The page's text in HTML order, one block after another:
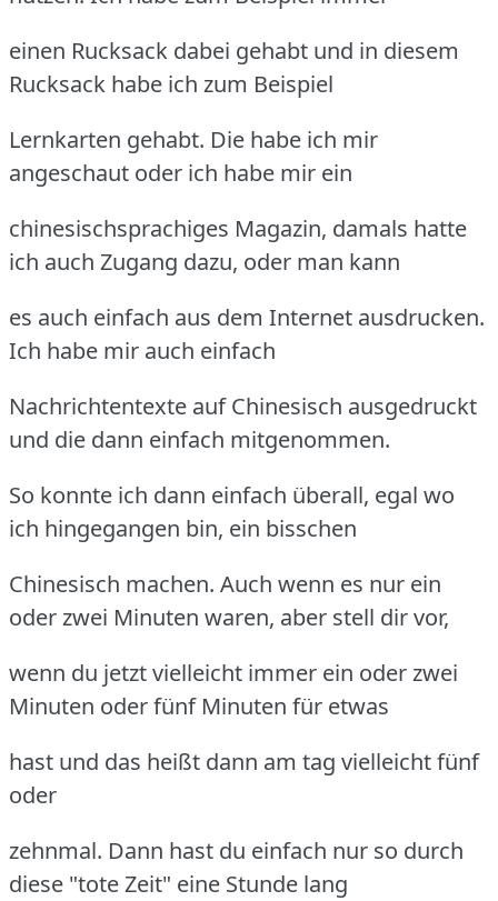
einen Rucksack dabei gehabt und in diesem
Rucksack habe ich zum Beispiel
Lernkarten gehabt. Die habe ich mir
angeschaut oder ich habe mir ein
chinesischsprachiges Magazin, damals hatte
ich auch Zugang dazu, oder man kann
es auch einfach aus dem Internet ausdrucken.
Ich habe mir auch einfach
Nachrichtentexte auf Chinesisch ausgedruckt
und die dann einfach mitgenommen.
So konnte ich dann einfach überall, egal wo
ich hingegangen bin, ein bisschen
Chinesisch machen. Auch wenn es nur ein
oder zwei Minuten waren, aber stell dir vor,
wenn du jetzt vielleicht immer ein oder zwei
Minuten oder fünf Minuten für etwas
hast und das heißt dann am tag vielleicht fünf
oder
zehnmal. Dann hast du einfach nur so durch
diese "tote Zeit" eine Stunde lang